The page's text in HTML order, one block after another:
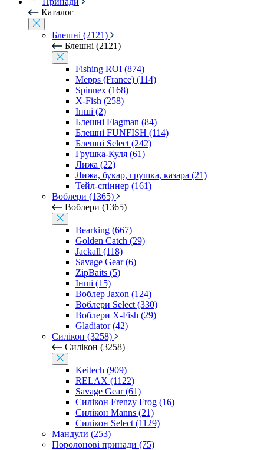
Каталог
Блешні (2121)
Блешні (2121)
Fishing ROI (874)
Mepps (France) (114)
Spinnex (168)
X-Fish (258)
Інші (2)
Блешні Flagman (84)
Блешні FUNFISH (114)
Блешні Select (242)
Грушка-Куля (61)
Лижа (22)
Лижа, букар, грушка, казара (21)
Тейл-спіннер (161)
Воблери (1365)
Воблери (1365)
Bearking (667)
Golden Catch (29)
Jackall (118)
Savage Gear (6)
ZipBaits (5)
Інші (15)
Воблер Jaxon (124)
Воблери Select (330)
Воблери X-Fish (29)
Gladiator (42)
Силікон (3258)
Силікон (3258)
Keitech (909)
RELAX (1122)
Savage Gear (61)
Силікон Frenzy Frog (16)
Силікон Manns (21)
Силікон Select (1129)
Мандули (253)
Поролонові принади (75)